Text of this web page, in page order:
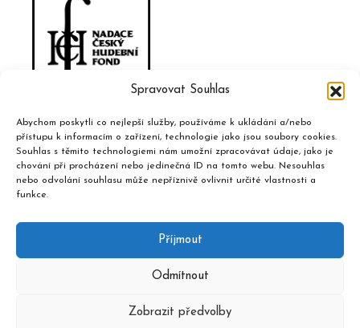
Spravovat Souhlas
Abychom poskytli co nejlepší služby, používáme k ukládání a/nebo
přístupu k informacím o zařízení, technologie jako jsou soubory cookies.
Souhlas s těmito technologiemi nám umožní zpracovávat údaje, jako je
chování při procházení nebo jedinečná ID na tomto webu. Nesouhlas
nebo odvolání souhlasu může nepříznivě ovlivnit určité vlastnosti a
funkce.
Příjmout
Odmítnout
Zobrazit předvolby